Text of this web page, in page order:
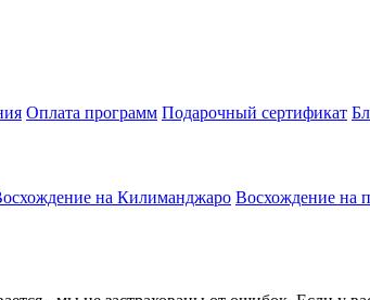
Оплата программ Подарочный сертификат
на Килиманджаро Восхождение на